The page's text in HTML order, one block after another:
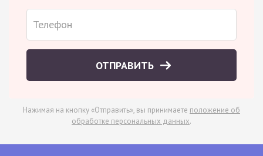
ОТПРАВИТЬ
Нажимая на кнопку «Отправить», вы принимаете положение об
обработке персональных данных.